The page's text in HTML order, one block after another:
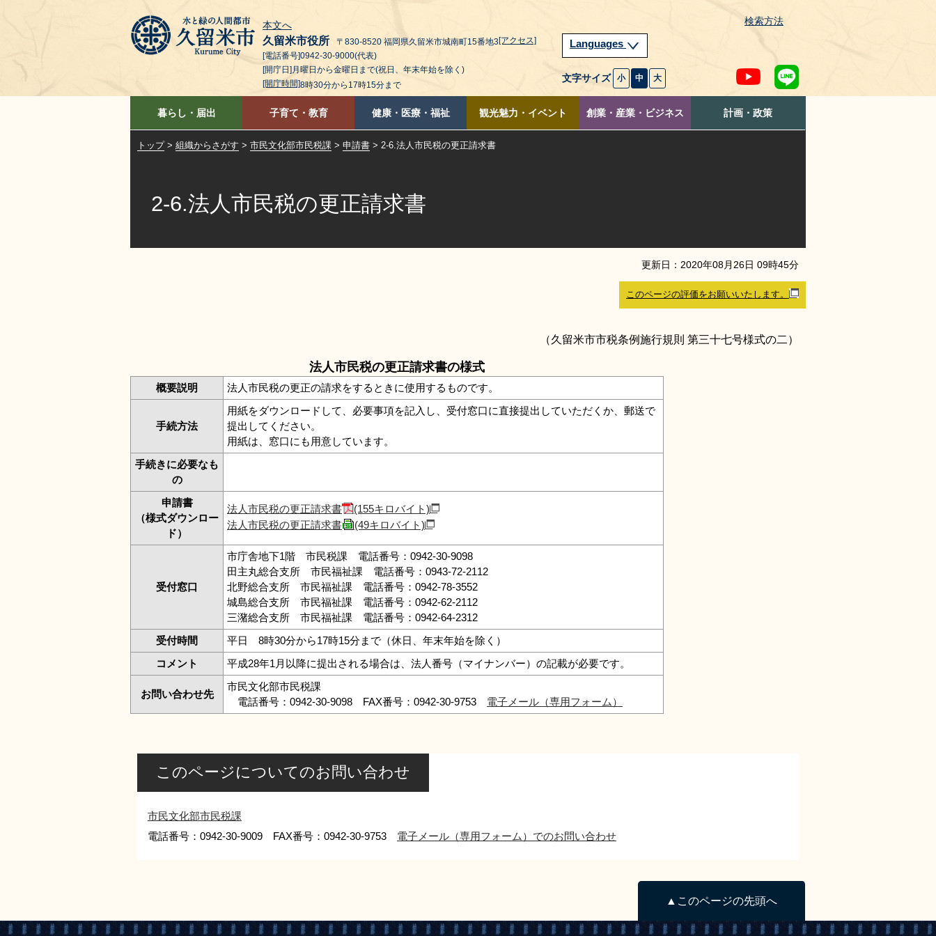
本文へ 検索方法
久留米市役所 〒830-8520 福岡県久留米市城南町15番地3[アクセス]
[電話番号]0942-30-9000(代表)
[開庁日]月曜日から金曜日まで(祝日、年末年始を除く)
[開庁時間]8時30分から17時15分まで
Languages
文字サイズ 小 中 大
暮らし・届出 子育て・教育 健康・医療・福祉 観光魅力・イベント 創業・産業・ビジネス 計画・政策
トップ> 組織からさがす > 市民文化部市民税課 > 申請書 > 2-6.法人市民税の更正請求書
2-6.法人市民税の更正請求書
更新日： 2020年08月 26日 09時45分
このページの評価をお願いいたします。
（久留米市市税条例施行規則 第三十七号様式の二）
法人市民税の更正請求書の様式
概要説明 法人市民税の更正の請求をするときに使用するものです。
手続方法
用紙をダウンロードして、必要事項を記入し、受付窓口に直接提出していただくか、郵送で
提出してください。
用紙は、窓口にも用意しています。
手続きに必要なも
の
申請書
（様式ダウンロー
ド）
法人市民税の更正請求書
(155キロバイト)
法人市民税の更正請求書
(49キロバイト)
受付窓口
市庁舎地下1階 市民税課 電話番号：0942-30-9098
田主丸総合支所 市民福祉課 電話番号：0943-72-2112
北野総合支所 市民福祉課 電話番号：0942-78-3552
城島総合支所 市民福祉課 電話番号：0942-62-2112
三潴総合支所 市民福祉課 電話番号：0942-64-2312
受付時間
平日 8時30分から17時15分まで（休日、年末年始を除く）
コメント
平成28年1月以降に提出される場合は、法人番号（マイナンバー）の記載が必要です。
お問い合わせ先
市民文化部市民税課
電話番号：0942-30-9098 FAX番号：0942-30-9753 電子メール（専用フォーム）
このページについてのお問い合わせ
市民文化部市民税課
電話番号：0942-30-9009 FAX番号：0942-30-9753 電子メール（専用フォーム）でのお問い合わせ
▲このページの先頭へ